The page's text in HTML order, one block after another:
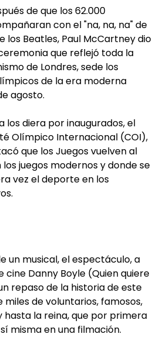
de que los 62.000
con el "na, na, na" de
los Beatles, Paul McCartney dio
que reflejó toda la
de Londres, sede los
de la era moderna
agosto.
los diera por inaugurados, el
Olímpico Internacional (COI),
que los Juegos vuelven al
juegos modernos y donde se
vez el deporte en los
un musical, el espectáculo, a
Danny Boyle (Quien quiere
repaso de la historia de este
miles de voluntarios, famosos,
hasta la reina, que por primera
misma en una filmación.